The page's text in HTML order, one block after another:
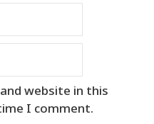
website in this
I comment.